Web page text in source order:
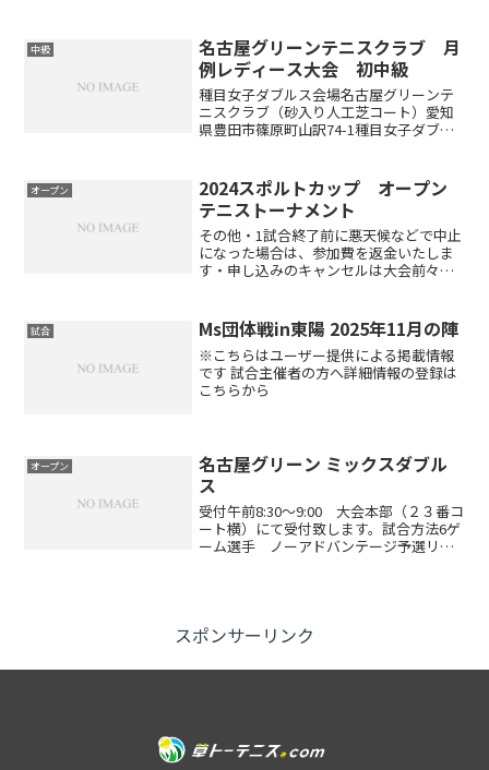
中級
名古屋グリーンテニスクラブ 月
例レディース大会 初中級
種目女子ダブルス会場名古屋グリーンテ
ニスクラブ（砂入り人工芝コート）愛知
県豊田市篠原町山訳74-1種目女子ダブル
中級レベルの方初級…試合経験の少ない
方※優勝したペアの方...
オープン
2024スポルトカップ オープン
テニストーナメント
その他・1試合終了前に悪天候などで中止
になった場合は、参加費を返金いたしま
す・申し込みのキャンセルは大会前々日
す・ゲーム中における疾病および傷害に
ついては、応急処置...
試合 Ms団体戦in東陽 2025年11月の陣
※こちらはユーザー提供による掲載情報
です 試合主催者の方へ詳細情報の登録は
こちらから
オープン
名古屋グリーン ミックスダブル
ス
受付午前8:30～9:00 大会本部（２３番コ
ート横）にて受付致します。試合方法6ゲ
ーム選手 ノーアドバンテージ予選リー
スポンサーリンク